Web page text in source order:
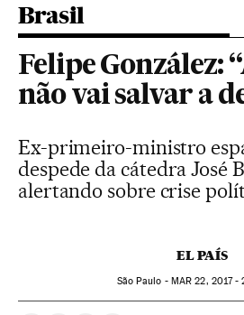
Brasil
Felipe González:
não vai salvar a
Ex-primeiro-ministro
despede da cátedra José
alertando sobre crise
EL PAÍS
São Paulo - MAR 22, 2017 -